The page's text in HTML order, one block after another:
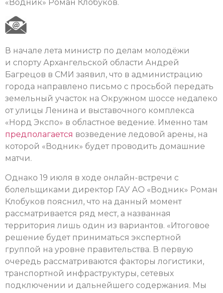
«Водник» Роман Клобуков.
В начале лета министр по делам молодёжи
и спорту Архангельской области Андрей
Багрецов в СМИ заявил, что в администрацию
города направлено письмо с просьбой передать
земельный участок на Окружном шоссе недалеко
от улицы Ленина и выставочного комплекса
«Норд Экспо» в областное ведение. Именно там
предполагается возведение ледовой арены, на
которой «Водник» будет проводить домашние
матчи.
Однако 19 июля в ходе онлайн-встречи с
болельщиками директор ГАУ АО «Водник» Роман
Клобуков пояснил, что на данный момент
рассматривается ряд мест, а названная
территория лишь один из вариантов. «Итоговое
решение будет приниматься экспертной
группой на уровне правительства. В первую
очередь рассматриваются факторы логистики,
транспортной инфраструктуры, сетевых
подключении и дальнейшего содержания. Мы